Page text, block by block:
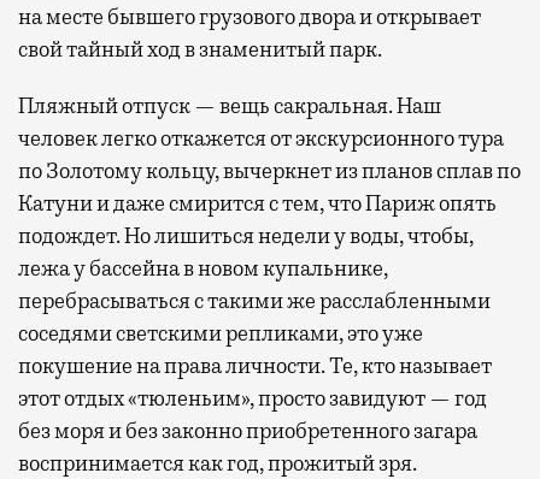
на месте бывшего грузового двора и открывает
свой тайный ход в знаменитый парк.
Пляжный отпуск — вещь сакральная. Наш
человек легко откажется от экскурсионного тура
по Золотому кольцу, вычеркнет из планов сплав по
Катуни и даже смирится с тем, что Париж опять
подождет. Но лишиться недели у воды, чтобы,
лежа у бассейна в новом купальнике,
перебрасываться с такими же расслабленными
соседями светскими репликами, это уже
покушение на права личности. Те, кто называет
этот отдых «тюленьим», просто завидуют — год
без моря и без законно приобретенного загара
воспринимается как год, прожитый зря.